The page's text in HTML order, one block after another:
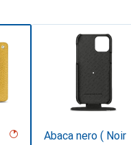
Abaca nero ( Noir